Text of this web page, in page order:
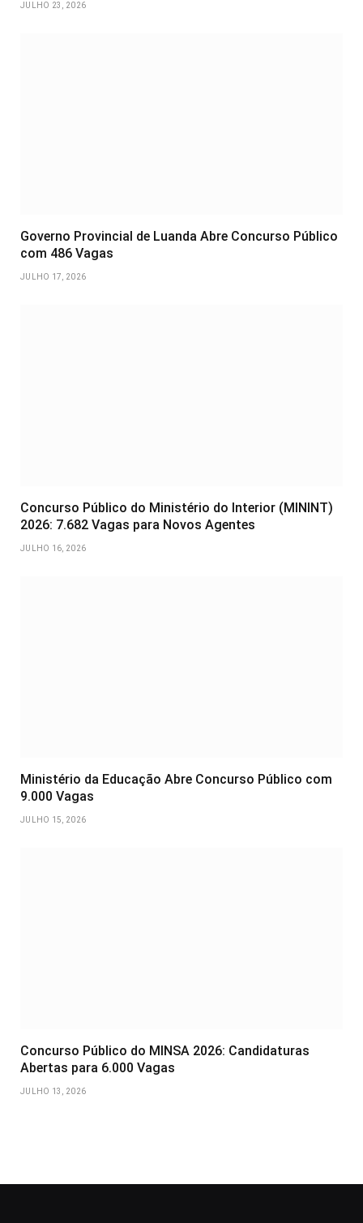
JULHO 23, 2026
Governo Provincial de Luanda Abre Concurso Público
com 486 Vagas
JULHO 17, 2026
Concurso Público do Ministério do Interior (MININT)
2026: 7.682 Vagas para Novos Agentes
JULHO 16, 2026
Ministério da Educação Abre Concurso Público com
9.000 Vagas
JULHO 15, 2026
Concurso Público do MINSA 2026: Candidaturas
Abertas para 6.000 Vagas
JULHO 13, 2026